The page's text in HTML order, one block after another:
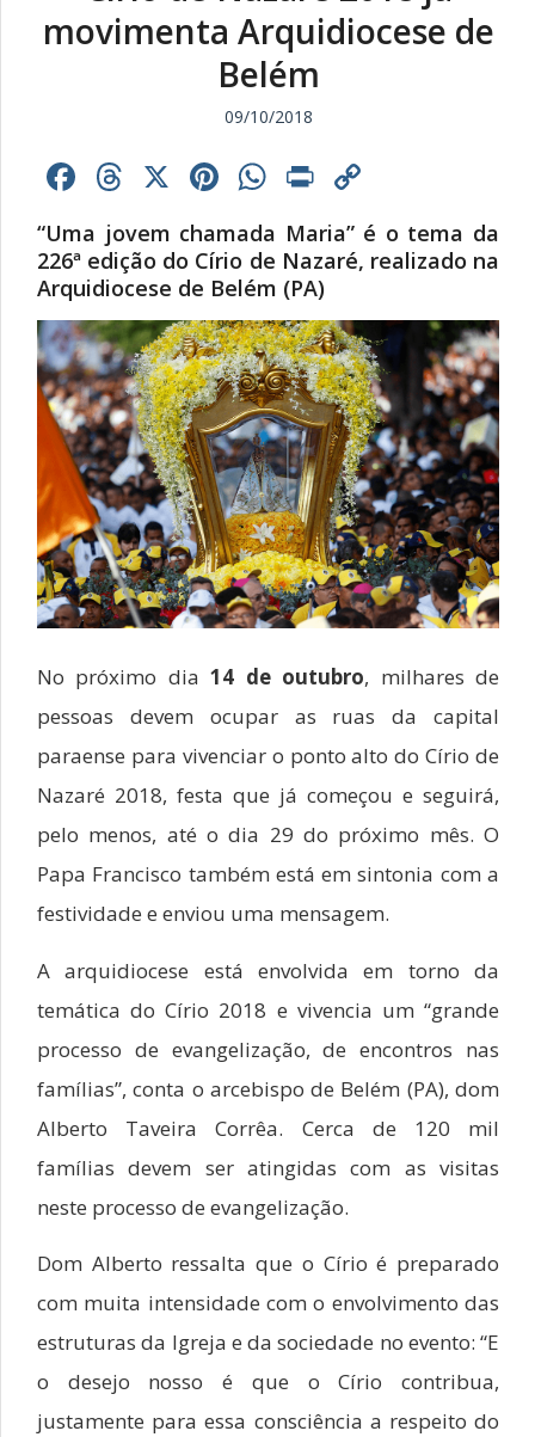
movimenta Arquidiocese de
Belém
09/10/2018
Facebook
Threads
X Pinterest
WhatsApp
Print
Link
“Uma jovem chamada Maria” é o tema da
226ª edição do Círio de Nazaré, realizado na
Arquidiocese de Belém (PA)
No próximo dia14 de outubro, milhares de
pessoas devem ocupar as ruas da capital
paraense para vivenciar o ponto alto do Círio de
Nazaré 2018, festa que já começou e seguirá,
pelo menos, até o dia 29 do próximo mês. O
Papa Francisco também está em sintonia com a
festividade e enviou uma mensagem.
A arquidiocese está envolvida em torno da
temática do Círio 2018 e vivencia um “grande
processo de evangelização, de encontros nas
famílias”, conta o arcebispo de Belém (PA), dom
Alberto Taveira Corrêa. Cerca de 120 mil
famílias devem ser atingidas com as visitas
neste processo de evangelização.
Dom Alberto ressalta que o Círio é preparado
com muita intensidade com o envolvimento das
estruturas da Igreja e da sociedade no evento: “E
o desejo nosso é que o Círio contribua,
justamente para essa consciência a respeito do